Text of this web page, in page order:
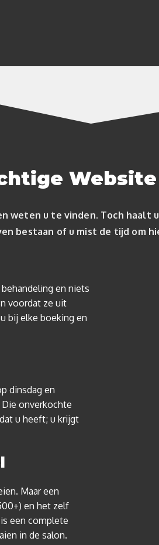
weten u te vinden. Toch
bestaan of u mist de tijd om
en niets
voordat ze uit
bij elke boeking en
dinsdag en
onverkochte
u heeft; u krijgt
Maar een
en het zelf
een complete
in de salon.